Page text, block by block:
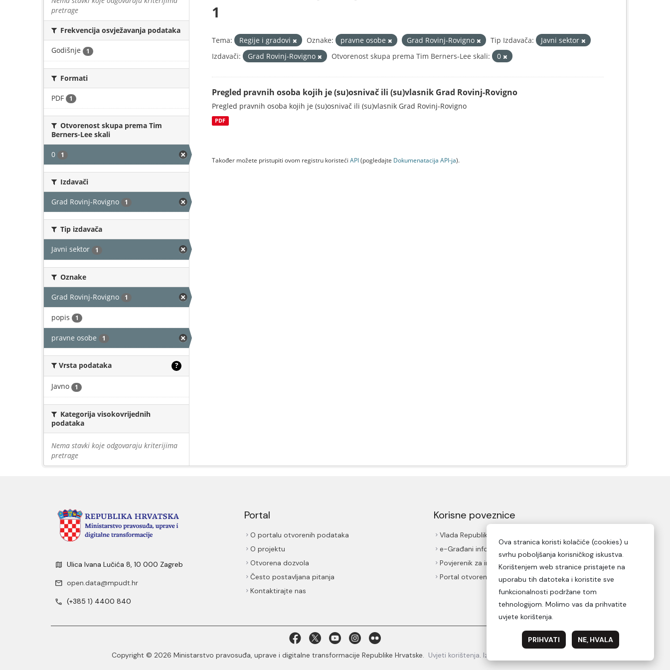
pretrage
Frekvencija osvježavanja podataka
Godišnje 1
Formati
PDF 1
Otvorenost skupa prema Tim
Berners-Lee skali
0 1
Izdavači
Grad Rovinj-Rovigno 1
Tip izdavača
Javni sektor 1
Oznake
Grad Rovinj-Rovigno 1
popis 1
pravne osobe 1
Vrsta podataka ?
Javno 1
Kategorija visokovrijednih
podataka
Nema stavki koje odgovaraju kriterijima
pretrage
1
Tema: Regije i gradovi Oznake: pravne osobe Grad Rovinj-Rovigno Tip Izdavača:
Javni sektor
Izdavači:
Grad Rovinj-Rovigno Otvorenost skupa prema Tim Berners-Lee skali: 0
Pregled pravnih osoba kojih je (su)osnivač ili (su)vlasnik Grad Rovinj-Rovigno
Pregled pravnih osoba kojih je (su)osnivač ili (su)vlasnik Grad Rovinj-Rovigno
PDF
Također možete pristupiti ovom registru koristeći API(pogledajte Dokumenаtаcijа API-jа).